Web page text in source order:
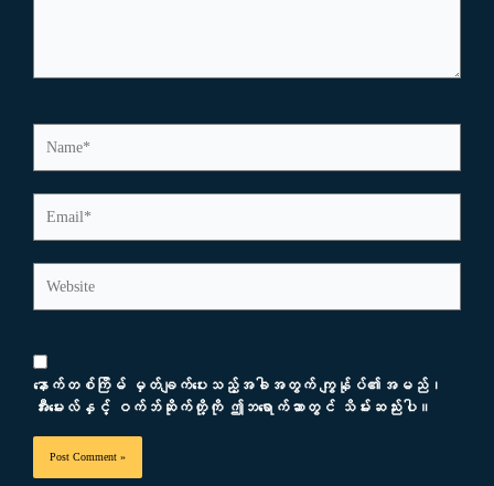
နောက်တစ်ကြိမ် မှတ်ချက်ပေးသည့်အခါအတွက် ကျွန်ုပ်၏အမည်၊
အီးမေးလ်နှင့် ဝက်ဘ်ဆိုက်တို့ကို ဤဘရောက်ဆာတွင် သိမ်းဆည်းပါ။